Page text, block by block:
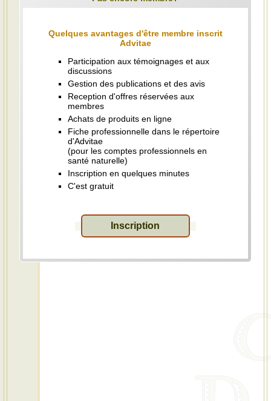
Quelques avantages d'être membre inscrit
Advitae
Participation aux témoignages et aux
discussions
Gestion des publications et des avis
Reception d'offres réservées aux
membres
Achats de produits en ligne
Fiche professionnelle dans le répertoire
d'Advitae
(pour les comptes professionnels en
santé naturelle)
Inscription en quelques minutes
C'est gratuit
Inscription